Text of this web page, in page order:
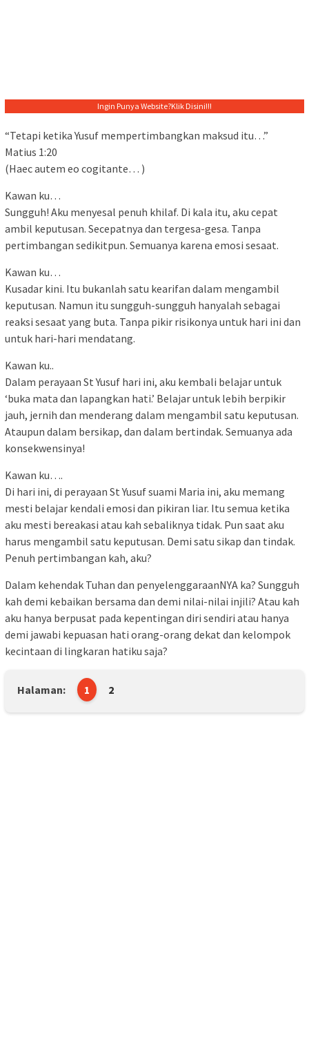
Ingin Punya Website?Klik Disini!!!
“Tetapi ketika Yusuf mempertimbangkan maksud itu…”
Matius 1:20
(Haec autem eo cogitante… )
Kawan ku…
Sungguh! Aku menyesal penuh khilaf. Di kala itu, aku cepat
ambil keputusan. Secepatnya dan tergesa-gesa. Tanpa
pertimbangan sedikitpun. Semuanya karena emosi sesaat.
Kawan ku…
Kusadar kini. Itu bukanlah satu kearifan dalam mengambil
keputusan. Namun itu sungguh-sungguh hanyalah sebagai
reaksi sesaat yang buta. Tanpa pikir risikonya untuk hari ini dan
untuk hari-hari mendatang.
Kawan ku..
Dalam perayaan St Yusuf hari ini, aku kembali belajar untuk
‘buka mata dan lapangkan hati.’ Belajar untuk lebih berpikir
jauh, jernih dan menderang dalam mengambil satu keputusan.
Ataupun dalam bersikap, dan dalam bertindak. Semuanya ada
konsekwensinya!
Kawan ku….
Di hari ini, di perayaan St Yusuf suami Maria ini, aku memang
mesti belajar kendali emosi dan pikiran liar. Itu semua ketika
aku mesti bereakasi atau kah sebaliknya tidak. Pun saat aku
harus mengambil satu keputusan. Demi satu sikap dan tindak.
Penuh pertimbangan kah, aku?
Dalam kehendak Tuhan dan penyelenggaraanNYA ka? Sungguh
kah demi kebaikan bersama dan demi nilai-nilai injili? Atau kah
aku hanya berpusat pada kepentingan diri sendiri atau hanya
demi jawabi kepuasan hati orang-orang dekat dan kelompok
kecintaan di lingkaran hatiku saja?
Halaman: 1 2